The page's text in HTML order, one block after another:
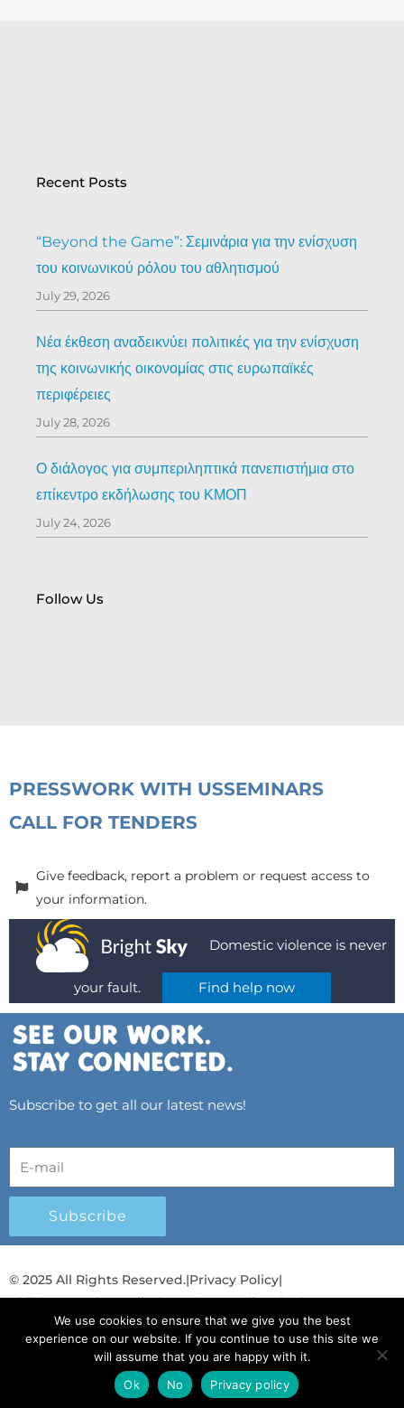
Recent Posts
“Beyond the Game”: Σεμινάρια για την ενίσχυση
του κοινωνικού ρόλου του αθλητισμού
July 29, 2026
Νέα έκθεση αναδεικνύει πολιτικές για την ενίσχυση
της κοινωνικής οικονομίας στις ευρωπαϊκές
περιφέρειες
July 28, 2026
Ο διάλογος για συμπεριληπτικά πανεπιστήμια στο
επίκεντρο εκδήλωσης του ΚΜΟΠ
July 24, 2026
Follow Us
PRESSWORK WITH USSEMINARS
CALL FOR TENDERS
Give feedback, report a problem or request access to
your information.
Domestic violence is never
your fault. Find help now
English
Subscribe to get all our latest news!
Subscribe
© 2025 All Rights Reserved.|Privacy Policy|
Child Protection Policy|Gender Equality Plan|
Λογοδοσία και Διαφάνεια
T
w
Y
o
I
n
S
p
T
i
We use cookies to ensure that we give you the best
experience on our website. If you continue to use this site we
will assume that you are happy with it.
Ok
No Privacy policy
English